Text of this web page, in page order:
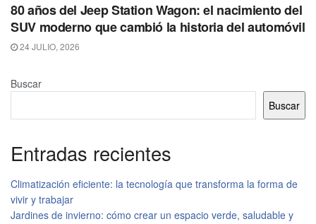
80 años del Jeep Station Wagon: el nacimiento del
SUV moderno que cambió la historia del automóvil
24 JULIO, 2026
Buscar
Buscar
Entradas recientes
Climatización eficiente: la tecnología que transforma la forma de
vivir y trabajar
Jardines de invierno: cómo crear un espacio verde, saludable y